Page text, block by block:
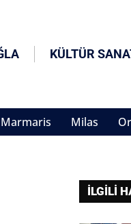
KÜLTÜR
Marmaris Milas
İLGİLİ